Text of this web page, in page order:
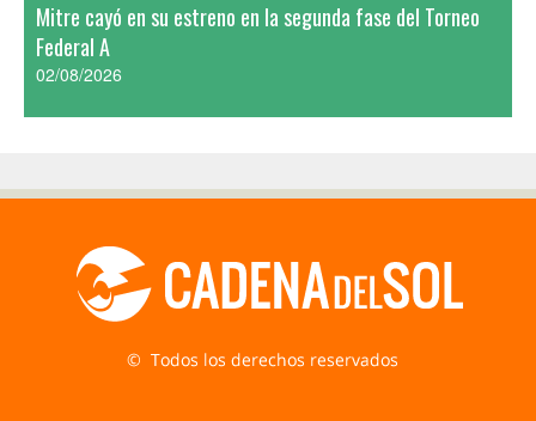
Mitre cayó en su estreno en la segunda fase del Torneo
Federal A
02/08/2026